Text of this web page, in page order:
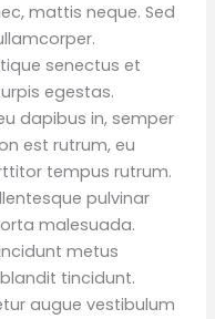
mattis neque. Sed
senectus et
egestas.
dapibus in, semper
est rutrum, eu
tempus rutrum.
pulvinar
malesuada.
metus
tincidunt.
augue vestibulum